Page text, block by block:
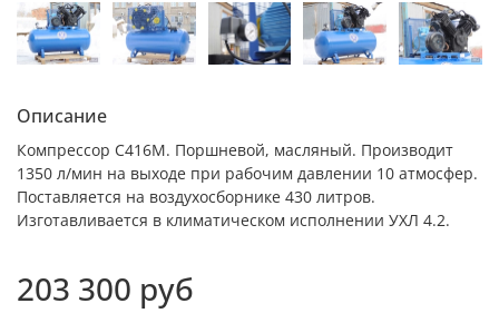
Описание
Компрессор С416М. Поршневой, масляный. Производит
1350 л/мин на выходе при рабочим давлении 10 атмосфер.
Поставляется на воздухосборнике 430 литров.
Изготавливается в климатическом исполнении УХЛ 4.2.
203 300 руб